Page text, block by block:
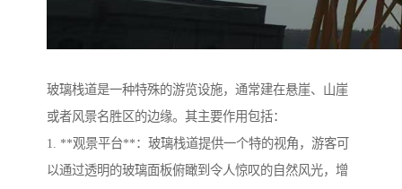
玻璃栈道是一种特殊的游览设施，通常建在悬崖、山崖
或者风景名胜区的边缘。其主要作用包括：
1. **观景平台**：玻璃栈道提供一个特的视角，游客可
以通过透明的玻璃面板俯瞰到令人惊叹的自然风光，增